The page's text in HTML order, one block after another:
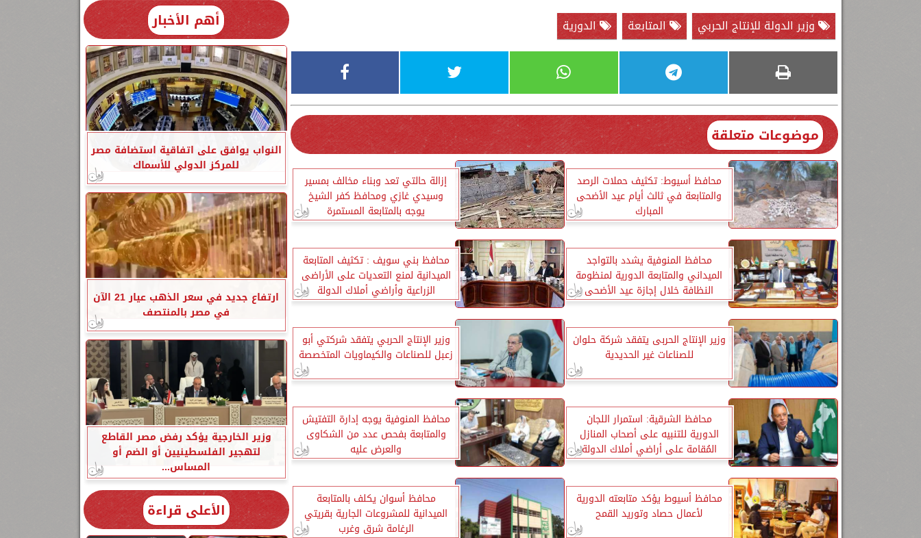
وزير الدولة للإنتاج الحربي
المتابعة الدورية
موضوعات متعلقة
محافظ أسيوط: تكثيف حملات الرصد
والمتابعة في ثالث أيام عيد الأضحى
المبارك
إزالة حالتي تعد وبناء مخالف بمسير
وسيدي غازي ومحافظ كفر الشيخ
يوجه بالمتابعة المستمرة
محافظ المنوفية يشدد بالتواجد
الميداني والمتابعة الدورية لمنظومة
النظافة خلال إجازة عيد الأضحى
المبارك
محافظ بني سويف : تكثيف المتابعة
الميدانية لمنع التعديات على الأراضى
الزراعية وأراضي أملاك الدولة
وزير الإنتاج الحربى يتفقد شركة حلوان
للصناعات غير الحديدية
وزير الإنتاج الحربي يتفقد شركتي أبو
زعبل للصناعات والكيماويات المتخصصة
محافظ الشرقية: استمرار اللجان
الدورية للتنبيه على أصحاب المنازل
المُقامة على أراضي أملاك الدولة
بسرعة الدخول تحت مظلة الدولة
محافظ المنوفية يوجه إدارة التفتيش
والمتابعة بفحص عدد من الشكاوى
والعرض عليه
محافظ أسيوط يؤكد متابعته الدورية
لأعمال حصاد وتوريد القمح
محافظ أسوان يكلف بالمتابعة
الميدانية للمشروعات الجارية بقريتي
الرغامة شرق وغرب
أهم الأخبار
النواب يوافق على اتفاقية استضافة مصر
للمركز الدولي للأسماك
ارتفاع جديد في سعر الذهب عيار 21 الآن
في مصر بالمنتصف
وزير الخارجية يؤكد رفض مصر القاطع
لتهجير الفلسطينيين أو الضم أو
المساس...
الأعلى قراءة